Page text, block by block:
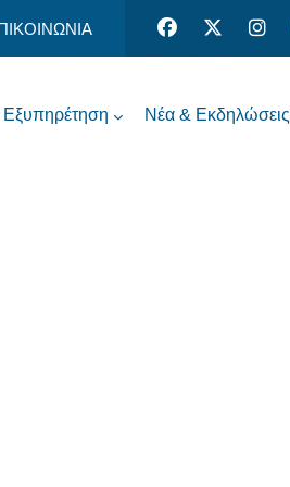
Νέα & Εκδηλώσεις